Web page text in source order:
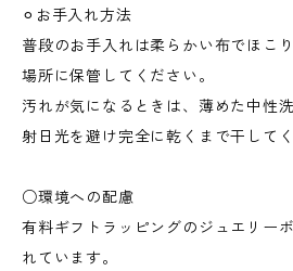
⚪︎お手入れ方法
普段のお手入れは柔らかい布でほこ
場所に保管してください。
汚れが気になるときは、薄めた中性
射日光を避け完全に乾くまで干してく
○環境への配慮
有料ギフトラッピングのジュエリー
れています。